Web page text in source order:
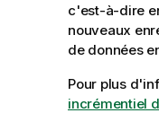
c'est-à-dire
nouveaux
de données
Pour plus
incrémentiel